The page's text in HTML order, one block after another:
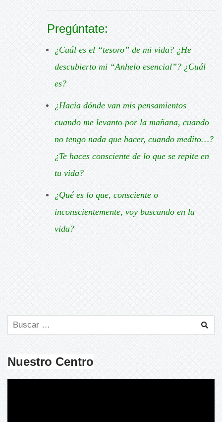
Pregúntate:
¿Cuál es el “tesoro” de mi vida? ¿He
descubierto mi “Anhelo esencial”? ¿Cuál
es?
¿Hacia dónde van mis pensamientos
cuando me levanto por la mañana, cuando
no tengo nada que hacer, cuando medito…?
¿Te haces consciente de lo que se repite en
tu vida?
¿Qué es lo que, consciente o
inconscientemente, voy buscando en la
vida?
Nuestro Centro